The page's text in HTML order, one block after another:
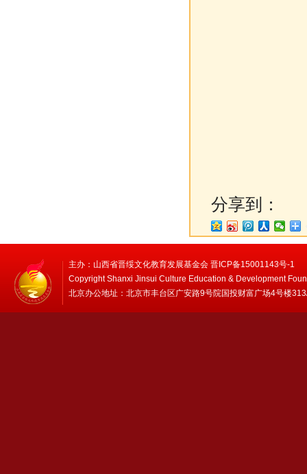
分享到：
主办：山西省晋绥文化教育发展基金会 晋ICP备15001143号-1
Copyright Shanxi Jinsui Culture Education & Development
北京办公地址：北京市丰台区广安路9号院国投财富广场4号楼